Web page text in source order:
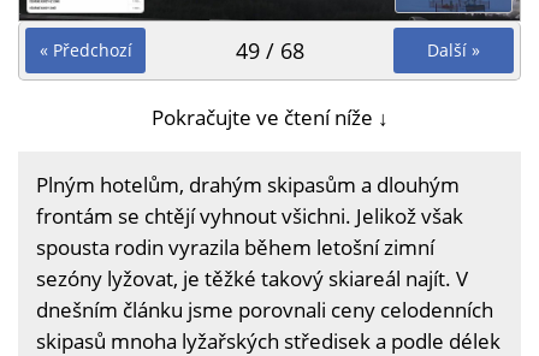
« Předchozí Další »
49 / 68
Pokračujte ve čtení níže ↓
Plným hotelům, drahým skipasům a dlouhým
frontám se chtějí vyhnout všichni. Jelikož však
spousta rodin vyrazila během letošní zimní
sezóny lyžovat, je těžké takový skiareál najít. V
dnešním článku jsme porovnali ceny celodenních
skipasů mnoha lyžařských středisek a podle délek